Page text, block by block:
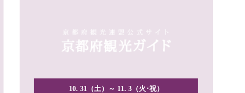
10. 31（土）～ 11. 3（火･祝）